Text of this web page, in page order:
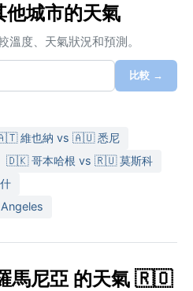
他城市的天氣
溫度、天氣狀況和預測。
比較 →
維也納 vs 🇦🇺 悉尼
🇩🇰 哥本哈根 vs 🇷🇺 莫斯科
馬尼亞 的天氣 🇷🇴